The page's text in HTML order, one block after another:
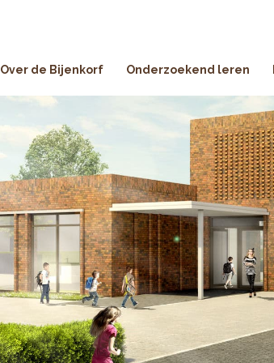
Over de Bijenkorf Onderzoekend leren